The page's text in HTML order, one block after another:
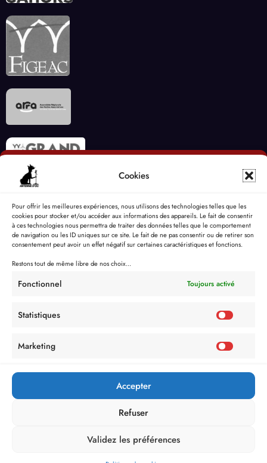
Cookies
Pour offrir les meilleures expériences, nous utilisons des technologies telles que les
cookies pour stocker et/ou accéder aux informations des appareils. Le fait de consentir
à ces technologies nous permettra de traiter des données telles que le comportement
de navigation ou les ID uniques sur ce site. Le fait de ne pas consentir ou de retirer son
consentement peut avoir un effet négatif sur certaines caractéristiques et fonctions.
Restons tout de même libre de nos choix...
Fonctionnel Toujours activé
Statistiques
Marketing
Accepter
Refuser
Validez les préférences